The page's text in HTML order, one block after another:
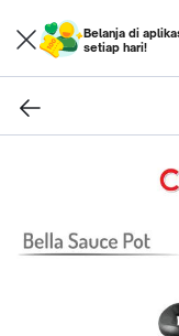
Belanja di
setiap hari!